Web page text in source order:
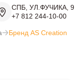
СПБ, УЛ.ФУЧИКА, 9
+7 812 244-10-00
Бренд AS Creation